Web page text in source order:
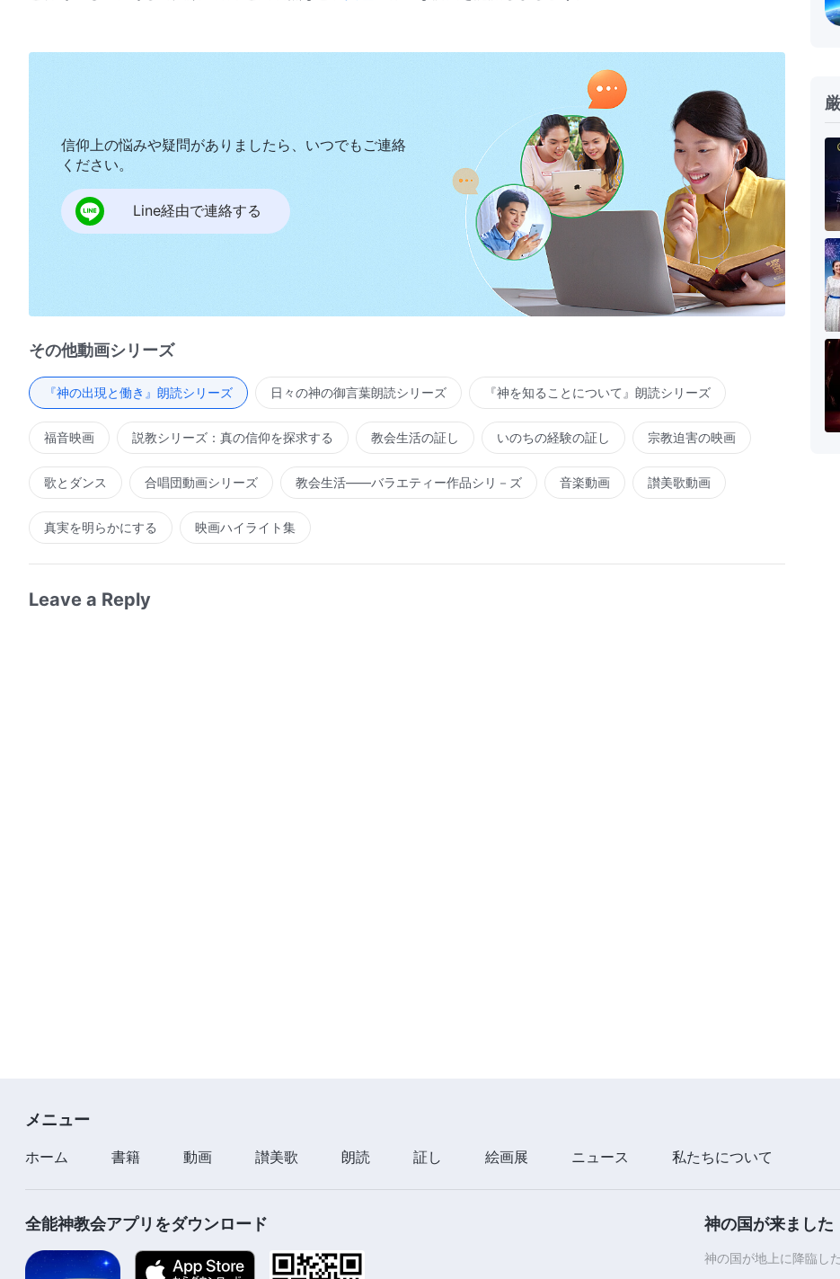
信仰上の悩みや疑問がありましたら、いつでもご連絡
ください。
Line経由で連絡する
その他動画シリーズ
『神の出現と働き』朗読シリーズ 日々の神の御言葉朗読シリーズ 『神を知ることについて』朗読シリーズ
福音映画 説教シリーズ：真の信仰を探求する 教会生活の証し いのちの経験の証し 宗教迫害の映画
歌とダンス 合唱団動画シリーズ 教会生活――バラエティー作品シリ－ズ 音楽動画 讃美歌動画
真実を明らかにする 映画ハイライト集
Leave a Reply
メニュー
ホーム 書籍 動画 讃美歌 朗読 証し 絵画展 ニュース 私たちについて
全能神教会アプリをダウンロード 神の国が来ました
神の国が地上に降臨し